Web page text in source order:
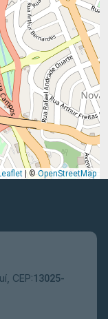
|©OpenStreetMap
CEP:13025-